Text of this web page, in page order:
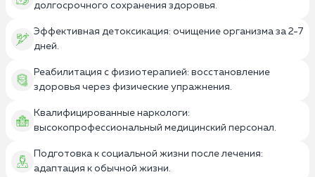
долгосрочного сохранения здоровья.
Эффективная детоксикация: очищение организма за 2-7
дней.
Реабилитация с физиотерапией: восстановление
здоровья через физические упражнения.
Квалифицированные наркологи:
высокопрофессиональный медицинский персонал.
Подготовка к социальной жизни после лечения:
адаптация к обычной жизни.